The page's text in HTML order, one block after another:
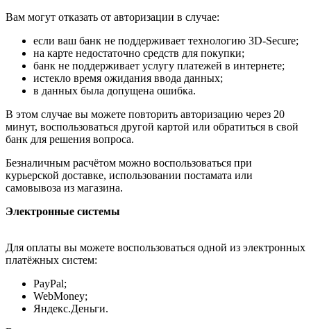
Вам могут отказать от авторизации в случае:
если ваш банк не поддерживает технологию 3D-Secure;
на карте недостаточно средств для покупки;
банк не поддерживает услугу платежей в интернете;
истекло время ожидания ввода данных;
в данных была допущена ошибка.
В этом случае вы можете повторить авторизацию через 20
минут, воспользоваться другой картой или обратиться в свой
банк для решения вопроса.
Безналичным расчётом можно воспользоваться при
курьерской доставке, использовании постамата или
самовывоза из магазина.
Электронные системы
Для оплаты вы можете воспользоваться одной из электронных
платёжных систем:
PayPal;
WebMoney;
Яндекс.Деньги.